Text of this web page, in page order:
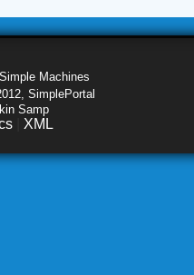
Simple Machines
SimplePortal
Samp
XML